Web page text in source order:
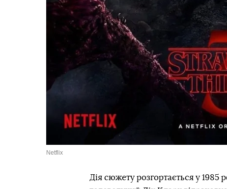
Netflix
Дія сюжету розгортається у 1985